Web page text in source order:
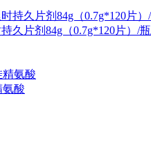
久片剂84g（0.7g*120片）/瓶
酸